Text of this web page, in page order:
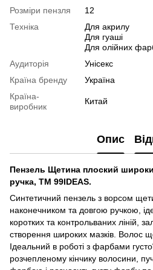
Розміри пензля
12
Техніка
Для акрилу
Для гуаші
Для олійних
Аудиторія
Унісекс
Країна бренду
Україна
Країна-
виробник
Китай
Опис
Пензель Щетина плоский
ручка, ТМ 99IDEAS.
Синтетичний пензель з ворсом
наконечником та довгою ручкою,
коротких та контрольваних ліній,
створення широких мазків. Волос
Ідеальний в роботі з фарбами
розчепленому кінчику волосини,